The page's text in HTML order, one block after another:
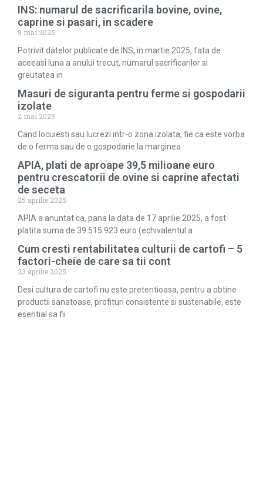
INS: numarul de sacrificarila bovine, ovine,
caprine si pasari, in scadere
9 mai 2025
Potrivit datelor publicate de INS, in martie 2025, fata de
aceeasi luna a anului trecut, numarul sacrificarilor si
greutatea in
Masuri de siguranta pentru ferme si gospodarii
izolate
2 mai 2025
Cand locuiesti sau lucrezi intr-o zona izolata, fie ca este vorba
de o ferma sau de o gospodarie la marginea
APIA, plati de aproape 39,5 milioane euro
pentru crescatorii de ovine si caprine afectati
de seceta
25 aprilie 2025
APIA a anuntat ca, pana la data de 17 aprilie 2025, a fost
platita suma de 39.515.923 euro (echivalentul a
Cum cresti rentabilitatea culturii de cartofi – 5
factori-cheie de care sa tii cont
23 aprilie 2025
Desi cultura de cartofi nu este pretentioasa, pentru a obtine
productii sanatoase, profituri consistente si sustenabile, este
esential sa fii